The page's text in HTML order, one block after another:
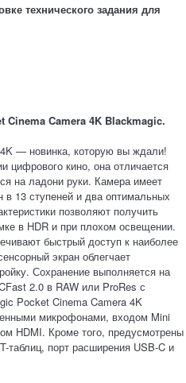
технического задания для
Cinema Camera 4K Blackmagic.
— новинка, которую вы ждали!
цифрового кино, она отличается
на ладони руки. Камера имеет
в 13 ступеней и два оптимальных
позволяют получить
в HDR и при плохом освещении.
быстрый доступ к наиболее
экран облегчает
Сохранение выполняется на
2.0 в RAW или ProRes с
Pocket Cinema Camera 4K
микрофонами, входом Mini
HDMI. Кроме того, предусмотрены
таблиц, порт расширения USB‑C и